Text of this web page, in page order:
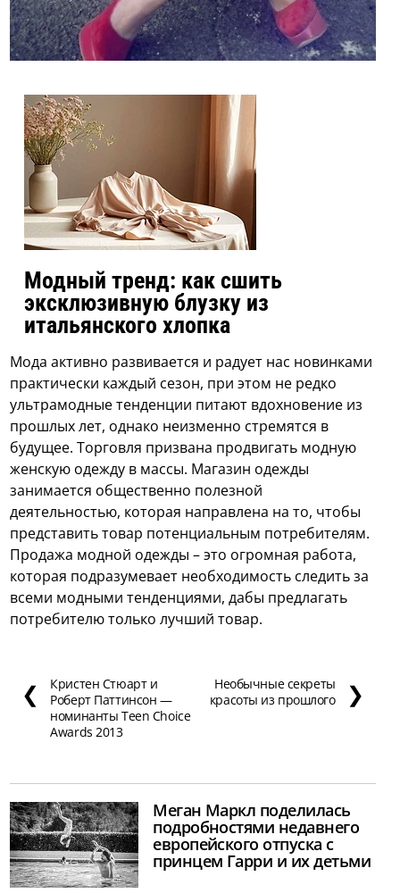
Модный тренд: как сшить
эксклюзивную блузку из
итальянского хлопка
Мода активно развивается и радует нас новинками
практически каждый сезон, при этом не редко
ультрамодные тенденции питают вдохновение из
прошлых лет, однако неизменно стремятся в
будущее. Торговля призвана продвигать модную
женскую одежду в массы. Магазин одежды
занимается общественно полезной
деятельностью, которая направлена на то, чтобы
представить товар потенциальным потребителям.
Продажа модной одежды – это огромная работа,
которая подразумевает необходимость следить за
всеми модными тенденциями, дабы предлагать
потребителю только лучший товар.
❮
Кристен Стюарт и
Роберт Паттинсон —
номинанты Teen Choice
Awards 2013
Необычные секреты
красоты из прошлого
❯
Меган Маркл поделилась
подробностями недавнего
европейского отпуска с
принцем Гарри и их детьми